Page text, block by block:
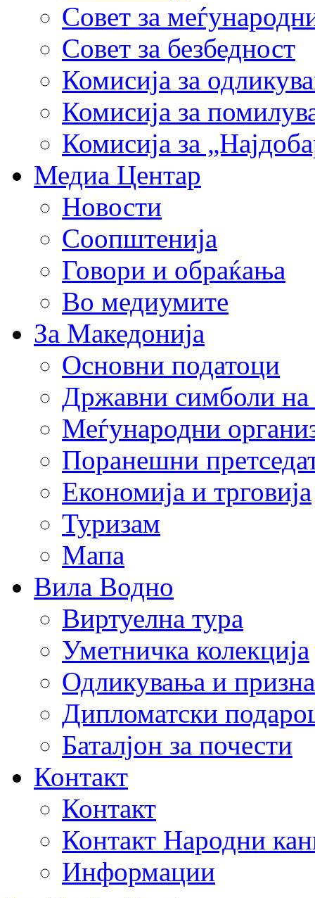
Совет за
Совет за безбедност
Комисија за
Комисија за
Комисија за
Медиа Центар
Новости
Соопштенија
Говори и обраќања
Во медиумите
За Македонија
Основни податоци
Државни симболи
Меѓународни
Поранешни
Економија и трговија
Туризам
Мапа
Вила Водно
Виртуелна тура
Уметничка колекција
Одликувања и
Дипломатски
Баталјон за почести
Контакт
Контакт
Контакт Народни
Информации